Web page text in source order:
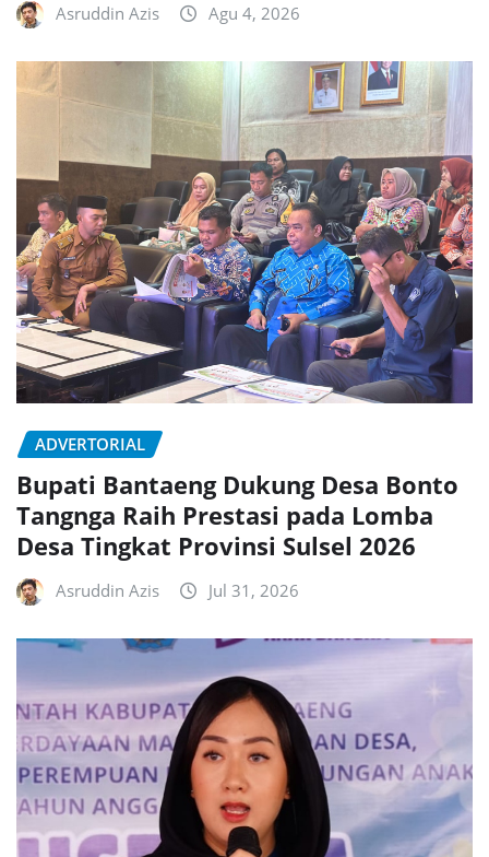
Asruddin Azis Agu 4, 2026
ADVERTORIAL
Bupati Bantaeng Dukung Desa Bonto
Tangnga Raih Prestasi pada Lomba
Desa Tingkat Provinsi Sulsel 2026
Asruddin Azis Jul 31, 2026